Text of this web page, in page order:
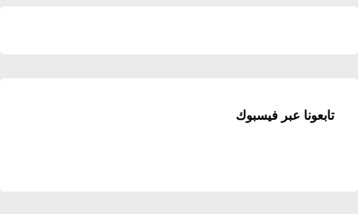
تابعونا عبر فيسبوك